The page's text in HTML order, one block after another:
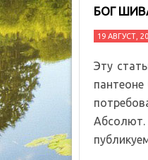
БОГ
19 АВГУСТ,
Эту